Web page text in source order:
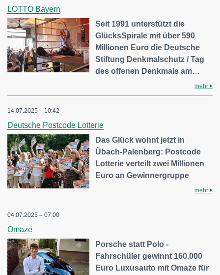
LOTTO Bayern
Seit 1991 unterstützt die
GlücksSpirale mit über 590
Millionen Euro die Deutsche
Stiftung Denkmalschutz / Tag
des offenen Denkmals am…
mehr
14.07.2025 – 10:42
Deutsche Postcode Lotterie
Das Glück wohnt jetzt in
Übach-Palenberg: Postcode
Lotterie verteilt zwei Millionen
Euro an Gewinnergruppe
mehr
04.07.2025 – 07:00
Omaze
Porsche statt Polo -
Fahrschüler gewinnt 160.000
Euro Luxusauto mit Omaze für